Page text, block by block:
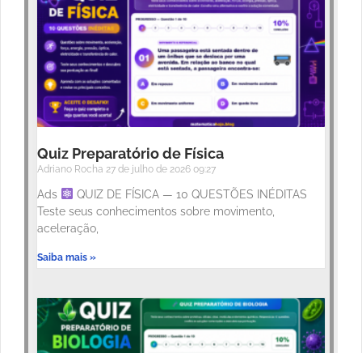
Quiz Preparatório de Física
Adriano Rocha 27 de julho de 2026 09:27
Ads
QUIZ DE FÍSICA — 10 QUESTÕES INÉDITAS
Teste seus conhecimentos sobre movimento,
aceleração,
Saiba mais »